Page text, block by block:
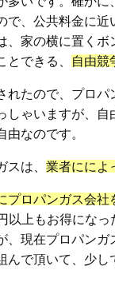
で、公共料金に近
、家の横に置く
とできる、
自由競
れたので、プロパ
しゃいますが、
由なのです。
スは、業者にによ
プロパンガス会社
以上もお得にな
、現在プロパン
んで頂いて、少し